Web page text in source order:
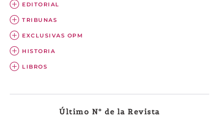
EDITORIAL
TRIBUNAS
EXCLUSIVAS OPM
HISTORIA
LIBROS
Último Nº de la Revista